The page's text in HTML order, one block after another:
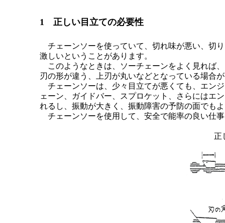
1 正しい目立ての必要性
チェーンソーを使っていて、切れ味が悪い、切
激しいということがあります。
このようなときは、ソーチェーンをよく見れば
刃の形が違う、上刃が丸いなどとなっている場合
チェーンソーは、少々目立てが悪くても、エン
ェーン、ガイドバー、スプロケット、さらにはエ
れるし、振動が大きく、振動障害の予防の面でも
チェーンソーを使用して、安全で能率の良い仕
正